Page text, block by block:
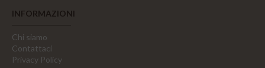
INFORMAZIONI
Chi siamo
Contattaci
Privacy Policy